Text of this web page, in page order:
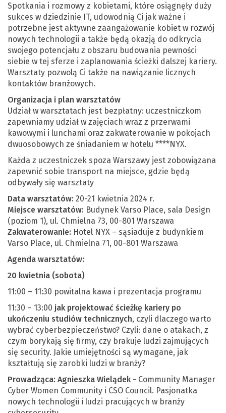
Spotkania i rozmowy z kobietami, które osiągnęły duży
sukces w dziedzinie IT, udowodnią Ci jak ważne i
potrzebne jest aktywne zaangażowanie kobiet w rozwój
nowych technologii a także będą okazją do odkrycia
swojego potencjału z obszaru budowania pewności
siebie w tej sferze i zaplanowania ścieżki dalszej kariery.
Warsztaty pozwolą Ci także na nawiązanie licznych
kontaktów branżowych.
Organizacja i plan warsztatów
Udział w warsztatach jest bezpłatny: uczestniczkom
zapewniamy udział w zajęciach wraz z przerwami
kawowymi i lunchami oraz zakwaterowanie w pokojach
dwuosobowych ze śniadaniem w hotelu ****NYX.
Każda z uczestniczek spoza Warszawy jest zobowiązana
zapewnić sobie transport na miejsce, gdzie będą
odbywały się warsztaty
Data warsztatów: 20-21 kwietnia 2024 r.
Miejsce warsztatów: Budynek Varso Place, sala Design
(poziom 1), ul. Chmielna 73, 00-801 Warszawa
Zakwaterowanie: Hotel NYX – sąsiaduje z budynkiem
Varso Place, ul. Chmielna 71, 00-801 Warszawa
Agenda warsztatów:
20 kwietnia (sobota)
11:00 – 11:30 powitalna kawa i prezentacja programu
11:30 – 13:00 jak projektować ścieżkę kariery po
ukończeniu studiów technicznych, czyli dlaczego warto
wybrać cyberbezpieczeństwo? Czyli: dane o atakach, z
czym borykają się firmy, czy brakuje ludzi zajmujących
się security. Jakie umiejętności są wymagane, jak
kształtują się zarobki ludzi w branży?
Prowadząca: Agnieszka Wielądek - Community Manager
Cyber Women Community i CSO Council. Pasjonatka
nowych technologii i ludzi pracujących w branży